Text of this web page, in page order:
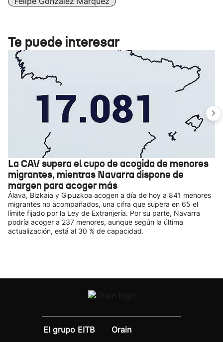
Te puede interesar
La CAV supera el cupo de acogida de menores
migrantes, mientras Navarra dispone de
margen para acoger más
Álava, Bizkaia y Gipuzkoa acogen a día de hoy a 841 menores
migrantes no acompañados, una cifra que supera en 65 el
límite fijado por la Ley de Extranjería. Por su parte, Navarra
podría acoger a 237 menores, aunque según la última
actualización, está al 30 % de capacidad.
El grupo EITB
Orain